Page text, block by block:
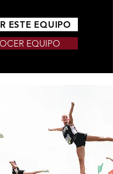
ESTE EQUIPO
EQUIPO